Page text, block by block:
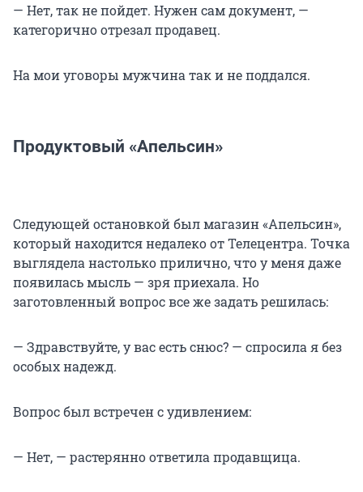
— Нет, так не пойдет. Нужен сам документ, —
категорично отрезал продавец.
На мои уговоры мужчина так и не поддался.
Продуктовый «Апельсин»
Следующей остановкой был магазин «Апельсин»,
который находится недалеко от Телецентра. Точка
выглядела настолько прилично, что у меня даже
появилась мысль — зря приехала. Но
заготовленный вопрос все же задать решилась:
— Здравствуйте, у вас есть снюс? — спросила я без
особых надежд.
Вопрос был встречен с удивлением:
— Нет, — растерянно ответила продавщица.